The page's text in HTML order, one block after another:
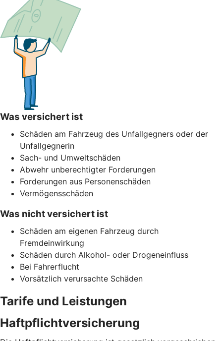
Was versichert ist
Schäden am Fahrzeug des Unfallgegners oder der
Unfallgegnerin
Sach- und Umweltschäden
Abwehr unberechtigter Forderungen
Forderungen aus Personenschäden
Vermögensschäden
Was nicht versichert ist
Schäden am eigenen Fahrzeug durch
Fremdeinwirkung
Schäden durch Alkohol- oder Drogeneinfluss
Bei Fahrerflucht
Vorsätzlich verursachte Schäden
Tarife und Leistungen
Haftpflichtversicherung